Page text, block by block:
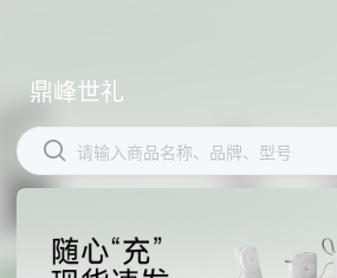
鼎峰世礼
 请输入商品名称、品牌、型号
鼎峰世礼
 请输入商品名称、品牌、型号